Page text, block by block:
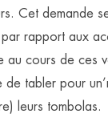
Cet demande
rapport aux
au cours de ces
tabler pour
leurs tombolas.